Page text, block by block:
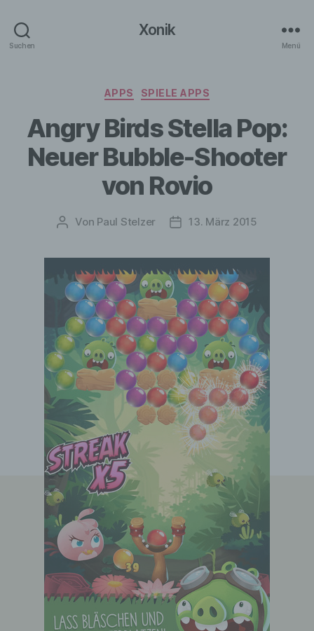
Suchen
Xonik
Menü
Kategorien
APPS SPIELE APPS
Angry Birds Stella Pop:
Neuer Bubble-Shooter
von Rovio
Beitragsautor
Von Paul Stelzer Veröffentlichungsdatum
13. März 2015